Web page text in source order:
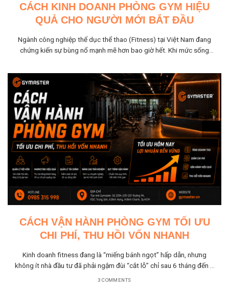
CÁCH KINH DOANH PHÒNG GYM HIỆU
QUẢ CHO NGƯỜI MỚI BẮT ĐẦU
Ngành công nghiệp thể dục thể thao (Fitness) tại Việt Nam đang
chứng kiến sự bùng nổ mạnh mẽ hơn bao giờ hết. Khi mức sống
CÁCH VẬN HÀNH PHÒNG GYM TỐI ƯU
CHI PHÍ, THU HỒI VỐN NHANH
Kinh doanh fitness đang là “miếng bánh ngọt” hấp dẫn, nhưng
không ít nhà đầu tư đã phải ngậm đùi “cắt lỗ” chỉ sau 6 tháng đến 1
3 COMMENTS